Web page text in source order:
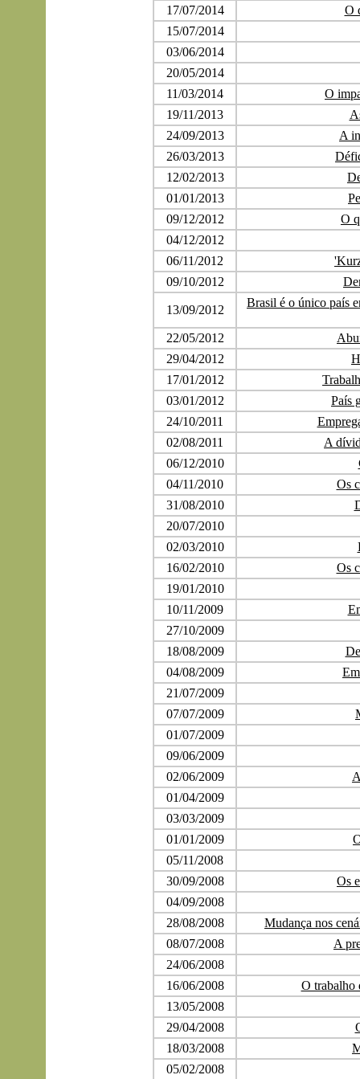
17/07/2014
O
15/07/2014
03/06/2014
20/05/2014
11/03/2014
O
19/11/2013
24/09/2013
A
26/03/2013
12/02/2013
01/01/2013
09/12/2012
O
04/12/2012
06/11/2012
09/10/2012
13/09/2012
Brasil é o único país
22/05/2012
29/04/2012
17/01/2012
03/01/2012
País
24/10/2011
02/08/2011
A
06/12/2010
04/11/2010
Os
31/08/2010
20/07/2010
02/03/2010
16/02/2010
Os
19/01/2010
10/11/2009
27/10/2009
18/08/2009
04/08/2009
21/07/2009
07/07/2009
01/07/2009
09/06/2009
02/06/2009
01/04/2009
03/03/2009
01/01/2009
05/11/2008
30/09/2008
Os
04/09/2008
28/08/2008
Mudança nos
08/07/2008
A
24/06/2008
16/06/2008
O trabalho
13/05/2008
29/04/2008
18/03/2008
05/02/2008